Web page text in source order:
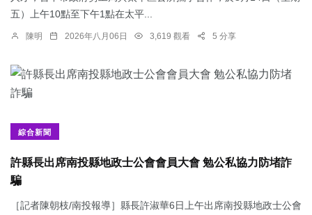
五）上午10點至下午1點在太平...
陳明 2026年八月06日 3,619 觀看 5 分享
綜合新聞
許縣長出席南投縣地政士公會會員大會 勉公私協力防堵詐
騙
［記者陳朝枝/南投報導］縣長許淑華6日上午出席南投縣地政士公會